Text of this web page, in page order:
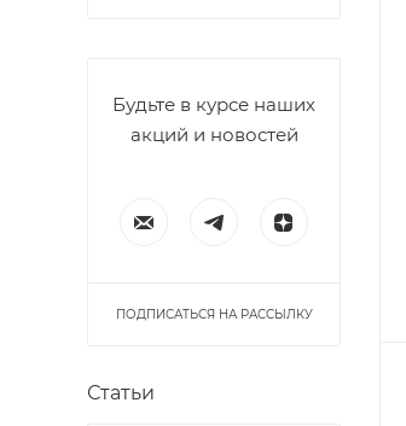
Будьте в курсе наших
акций и новостей
ПОДПИСАТЬСЯ НА РАССЫЛКУ
Статьи